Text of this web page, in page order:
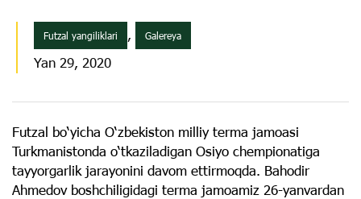
Futzal yangiliklari , Galereya
Yan 29, 2020
Futzal bo‘yicha O‘zbekiston milliy terma jamoasi
Turkmanistonda o‘tkaziladigan Osiyo chempionatiga
tayyorgarlik jarayonini davom ettirmoqda. Bahodir
Ahmedov boshchiligidagi terma jamoamiz 26-yanvardan